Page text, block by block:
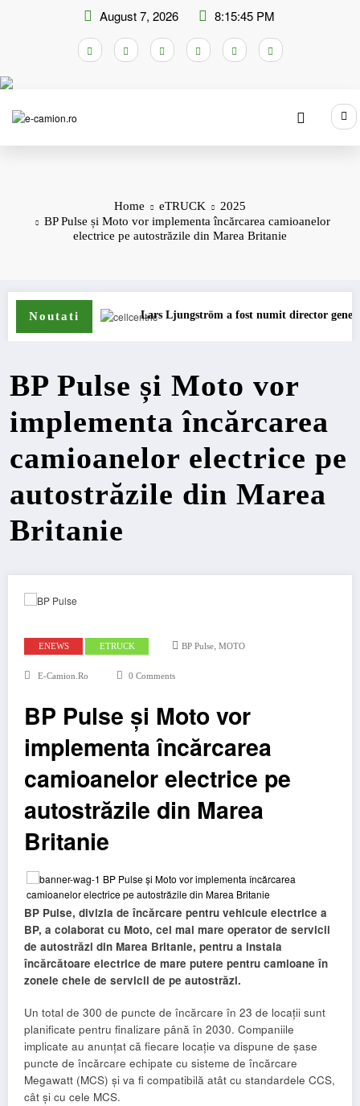
August 7, 2026 8:15:45 PM
Home eTRUCK
2025
BP Pulse și Moto vor implementa încărcarea camioanelor
electrice pe autostrăzile din Marea Britanie
NoutatiLars Ljungström a fost numit director general (CFO) pentru
BP Pulse și Moto vor
implementa încărcarea
camioanelor electrice pe
autostrăzile din Marea
Britanie
ENEWS ETRUCK BP Pulse, MOTO
E-Camion.ro 0 Comments
BP Pulse și Moto vor
implementa încărcarea
camioanelor electrice pe
autostrăzile din Marea
Britanie
BP Pulse, divizia de încărcare pentru vehicule electrice a
BP, a colaborat cu Moto, cel mai mare operator de servicii
de autostrăzi din Marea Britanie, pentru a instala
încărcătoare electrice de mare putere pentru camioane în
zonele cheie de servicii de pe autostrăzi.
Un total de 300 de puncte de încărcare în 23 de locații sunt
planificate pentru finalizare până în 2030. Companiile
implicate au anunțat că fiecare locație va dispune de șase
puncte de încărcare echipate cu sisteme de încărcare
Megawatt (MCS) și va fi compatibilă atât cu standardele CCS,
cât și cu cele MCS.